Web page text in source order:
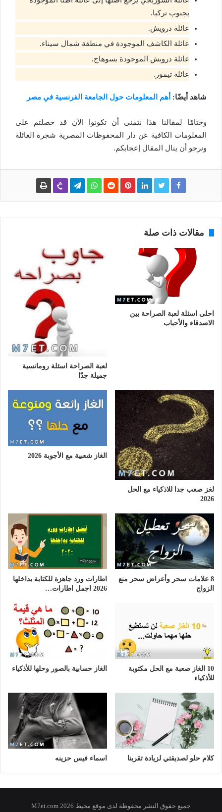
بجنوب تركيا.
عائلة درويش.
عائلة الكاشف الموجودة في منطقة شمال سيناء.
عائلة درويش الموجودة بسوهاج.
عائلة تيمور.
شاهد أيضًا: أهم المعلومات حول الجامعة الفرنسية في مصر
وختامًا لمقالنا هذا نتمنى أن تكونوا الآن قد حصلتم على
المعلومات الكافية عن دار المحفوظات المصرية شجرة العائلة
ونرجو أن ينال المقال إعجابكم.
مقالات ذات صلة
احلى اسئلة لعبة الصراحة بين
الاصدقاء والأحباب
لعبة الصراحة اسئلة رومانسية
جميلة جدًا
لغز صعب جدا للاذكياء مع الحل
2026
الغاز شعبية مع الأجوبة 2026
8 علامات سحر وأعراض سحر منع
الزواج
اطارات ورد جاهزة للكتابة بداخلها
2026 اجمل اطارات…
10 الغاز صعبة مع الحل مكتوبة
للأذكياء
الغاز حسابية بالصور وحلها للأذكياء
كلام حلو لصديقتي لزيادة تقربنا اسماء فيس حزينه
جميع حقوق النشر محفوظة لدى موقع محيط 2026 M7et.com